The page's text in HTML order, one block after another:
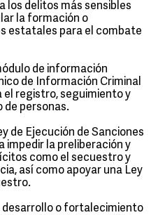
los delitos más sensibles
la formación o
estatales para el combate
de información
de Información Criminal
registro, seguimiento y
de personas.
de Ejecución de Sanciones
impedir la preliberación y
como el secuestro y
así como apoyar una Ley
desarrollo o fortalecimiento